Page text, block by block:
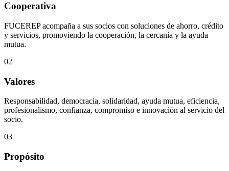
Cooperativa
FUCEREP acompaña a sus socios con soluciones de ahorro, crédito
y servicios, promoviendo la cooperación, la cercanía y la ayuda
mutua.
02
Valores
Responsabilidad, democracia, solidaridad, ayuda mutua, eficiencia,
profesionalismo, confianza, compromiso e innovación al servicio del
socio.
03
Propósito